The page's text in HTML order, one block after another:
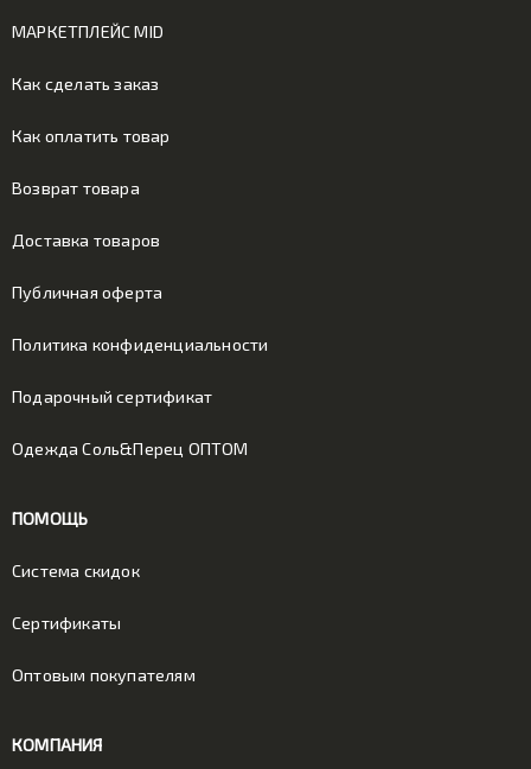
МАРКЕТПЛЕЙС MID
Как сделать заказ
Как оплатить товар
Возврат товара
Доставка товаров
Публичная оферта
Политика конфиденциальности
Подарочный сертификат
Одежда Соль&Перец ОПТОМ
ПОМОЩЬ
Система скидок
Сертификаты
Оптовым покупателям
КОМПАНИЯ